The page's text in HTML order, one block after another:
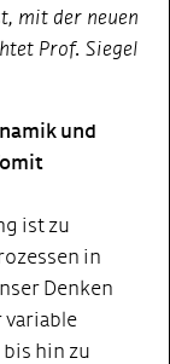
mit der neuen
Prof. Siegel
und
ist zu
in
Denken
variable
hin zu